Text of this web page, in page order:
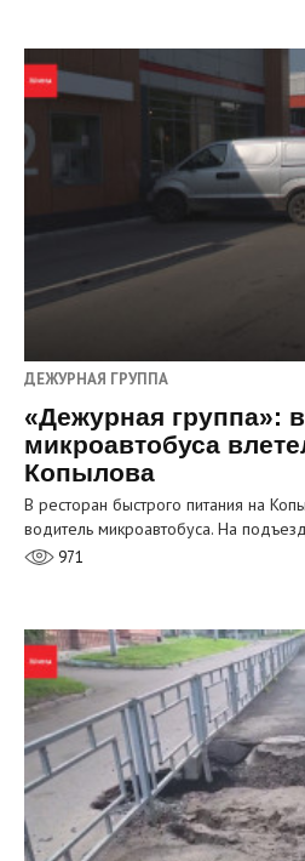
ДЕЖУРНАЯ ГРУППА
«Дежурная группа»:
микроавтобуса
Копылова
В ресторан быстрого питания на
водитель микроавтобуса. На
971